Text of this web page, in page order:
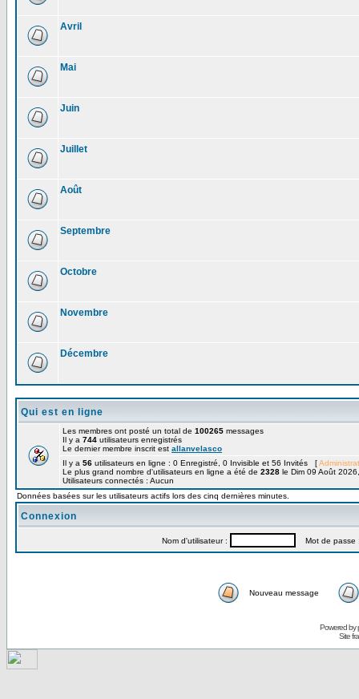
Avril
Mai
Juin
Juillet
Août
Septembre
Octobre
Novembre
Décembre
Qui est en ligne
Les membres ont posté un total de 100265 messages
Il y a 744 utilisateurs enregistrés
Le dernier membre inscrit est allanvelasco
Il y a 56 utilisateurs en ligne : 0 Enregistré, 0 Invisible et 56 Invités [
Le plus grand nombre d'utilisateurs en ligne a été de 2328 le Dim 09 Août
Utilisateurs connectés : Aucun
Données basées sur les utilisateurs actifs lors des cinq dernières minutes.
Connexion
Nom d'utilisateur : Mot de passe
Nouveau message
Powered by
Site